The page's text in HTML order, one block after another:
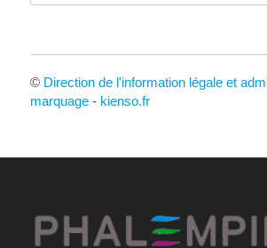
© Direction de l'information légale et
marquage- kienso.fr